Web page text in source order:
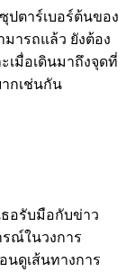
ปตาร์เบอร์ต้นของ
ารถแล้ว ยังต้อง
เมื่อเดินมาถึงจุดที่
กเช่นกัน
ธอรับมือกับข่าว
รณ์ในวงการ
นดูเส้นทางการ